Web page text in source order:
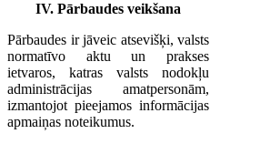
IV. Pārbaudes veikšana
Pārbaudes ir jāveic atsevišķi, valsts
normatīvo aktu un prakses
ietvaros, katras valsts nodokļu
administrācijas amatpersonām,
izmantojot pieejamos informācijas
apmaiņas noteikumus.